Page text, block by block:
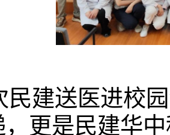
民建送医进校
，更是民建华